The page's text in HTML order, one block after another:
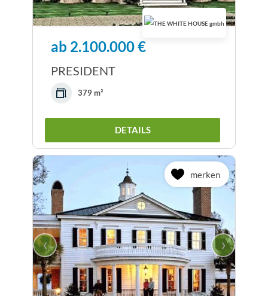
ab 2.100.000 €
PRESIDENT
379 m²
DETAILS
merken
‹ ›